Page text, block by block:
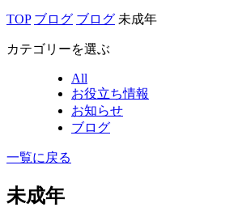
TOP ブログ ブログ 未成年
カテゴリーを選ぶ
All
お役立ち情報
お知らせ
ブログ
一覧に戻る
未成年